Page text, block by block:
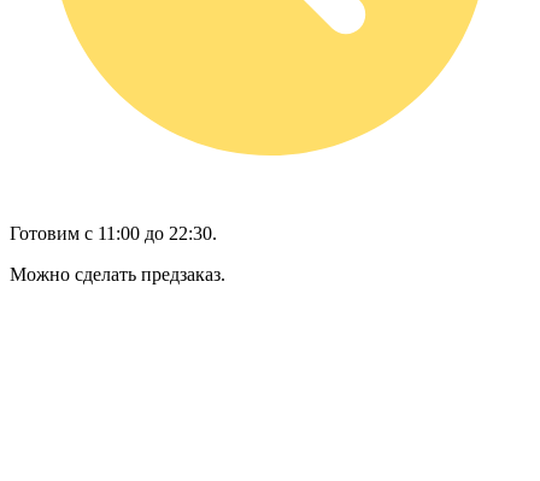
Готовим с 11:00 до 22:30.
Можно сделать предзаказ.